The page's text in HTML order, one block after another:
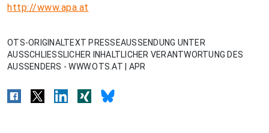
http://www.apa.at
OTS-ORIGINALTEXT PRESSEAUSSENDUNG UNTER
AUSSCHLIESSLICHER INHALTLICHER VERANTWORTUNG DES
AUSSENDERS - WWW.OTS.AT | APR